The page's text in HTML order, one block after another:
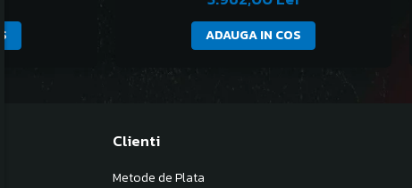
ADAUGA IN COS
Clienti
Metode de Plata